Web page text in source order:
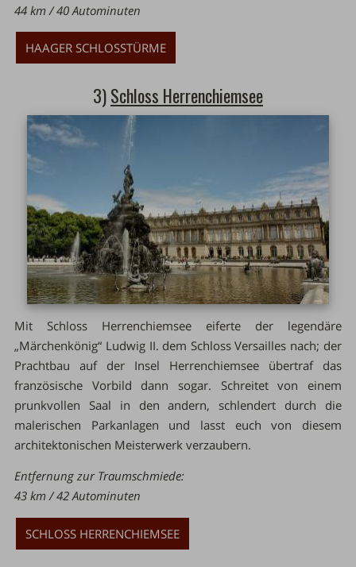
44 km / 40 Autominuten
HAAGER SCHLOSSTÜRME
3)Schloss Herrenchiemsee
Mit Schloss Herrenchiemsee eiferte der legendäre
„Märchenkönig“ Ludwig II. dem Schloss Versailles nach; der
Prachtbau auf der Insel Herrenchiemsee übertraf das
französische Vorbild dann sogar. Schreitet von einem
prunkvollen Saal in den andern, schlendert durch die
malerischen Parkanlagen und lasst euch von diesem
architektonischen Meisterwerk verzaubern.
Entfernung zur Traumschmiede:
43 km / 42 Autominuten
SCHLOSS HERRENCHIEMSEE